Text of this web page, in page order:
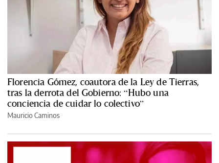
Florencia Gómez, coautora de la Ley de Tierras,
tras la derrota del Gobierno: “Hubo una
conciencia de cuidar lo colectivo”
Mauricio Caminos